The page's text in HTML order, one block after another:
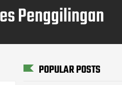
Penggilingan
POPULAR POSTS